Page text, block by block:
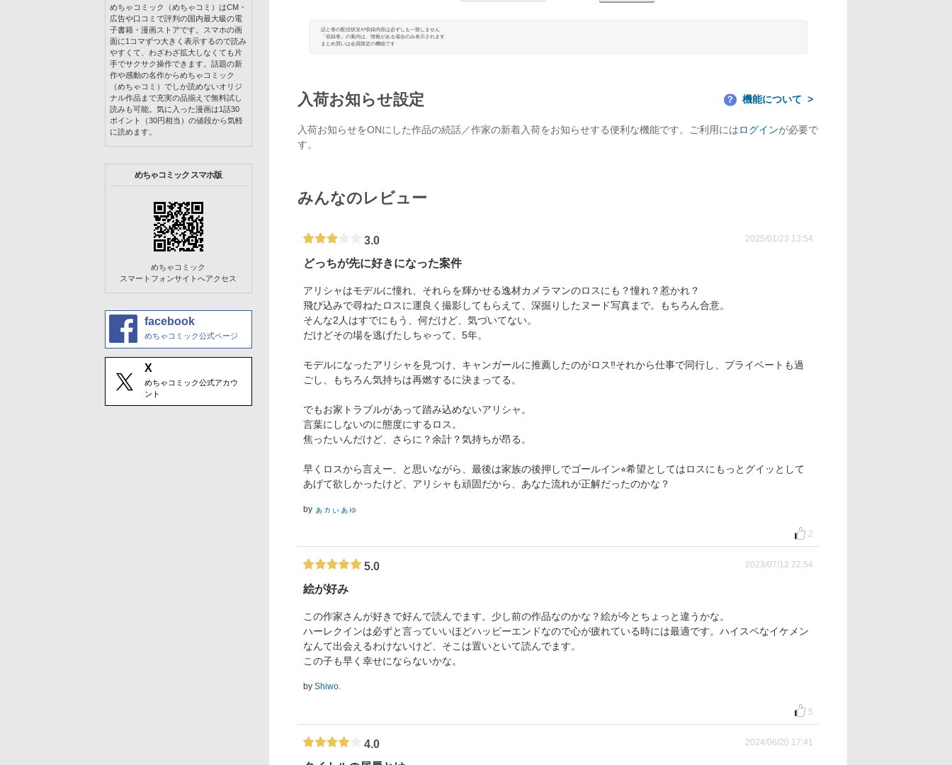
話と巻の配信状況や収録内容は必ずしも一致しません
「収録巻」の案内は、情報がある場合のみ表示されます
まとめ買いは会員限定の機能です
入荷お知らせ設定 ？ 機能について
入荷お知らせをONにした作品の続話／作家の新着入荷をお知らせする便利な機能です。ご利用にはログインが必要で
す。
みんなのレビュー
3.0 2025/01/23 13:54
どっちが先に好きになった案件
アリシャはモデルに憧れ、それらを輝かせる逸材カメラマンのロスにも？憧れ？惹かれ？
飛び込みで尋ねたロスに運良く撮影してもらえて、深掘りしたヌード写真まで。もちろん合意。
そんな2人はすでにもう、何だけど、気づいてない。
だけどその場を逃げたしちゃって、5年。
モデルになったアリシャを見つけ、キャンガールに推薦したのがロス‼︎それから仕事で同行し、プライベートも過
ごし、もちろん気持ちは再燃するに決まってる。
でもお家トラブルがあって踏み込めないアリシャ。
言葉にしないのに態度にするロス。
焦ったいんだけど、さらに？余計？気持ちが昂る。
早くロスから言えー、と思いながら、最後は家族の後押しでゴールイン⭐︎希望としてはロスにもっとグイッとして
あげて欲しかったけど、アリシャも頑固だから、あなた流れが正解だったのかな？
by ぁヵぃぁゅ
2
5.0 2023/07/12 22:54
絵が好み
この作家さんが好きで好んで読んでます。少し前の作品なのかな？絵が今とちょっと違うかな。
ハーレクインは必ずと言っていいほどハッピーエンドなので心が疲れている時には最適です。ハイスペなイケメン
なんて出会えるわけないけど、そこは置いといて読んでます。
この子も早く幸せにならないかな。
by Shiwo.
5
4.0 2024/06/20 17:41
めちゃコミック（めちゃコミ）はCM・
広告や口コミで評判の国内最大級の電
子書籍・漫画ストアです。スマホの画
面に1コマずつ大きく表示するので読み
やすくて、わざわざ拡大しなくても片
手でサクサク操作できます。話題の新
作や感動の名作からめちゃコミック
（めちゃコミ）でしか読めないオリジ
ナル作品まで充実の品揃えで無料試し
読みも可能。気に入った漫画は1話30
ポイント（30円相当）の値段から気軽
に読めます。
めちゃコミック スマホ版
めちゃコミック
スマートフォンサイトへアクセス
facebook
めちゃコミック公式ページ
X
めちゃコミック公式アカウ
ント